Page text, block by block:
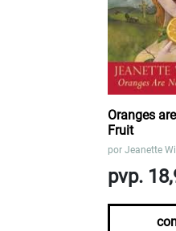
Oranges
Fruit
por Jeanette
pvp.